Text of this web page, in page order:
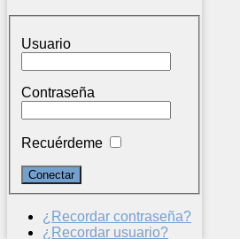
Usuario
Contraseña
Recuérdeme
¿Recordar contraseña?
¿Recordar usuario?